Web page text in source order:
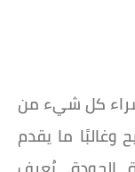
شراء كل شيء من
وغالبًا ما يقدم